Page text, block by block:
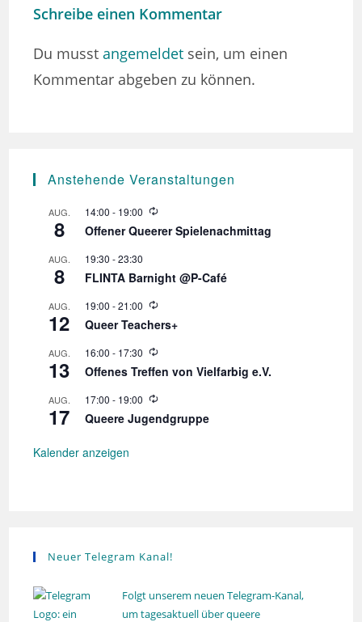
Schreibe einen Kommentar
Du musstangemeldet sein, um einen
Kommentar abgeben zu können.
Anstehende Veranstaltungen
AUG.
8
14:00 - 19:00
W
e
r
h
o
u
g
Offener Queerer Spielenachmittag
AUG.
8
19:30 -23:30
FLINTA Barnight @P-Café
AUG.
12
19:00 -21:00
W
e
e
r
o
u
Queer Teachers+
AUG.
13
16:00 - 17:30
W
e
e
r
Offenes Treffen von Vielfarbig e.V.
AUG.
17
17:00 - 19:00
W
e
Queere Jugendgruppe
Kalender anzeigen
Neuer Telegram Kanal!
Folgt unserem neuen Telegram-Kanal,
um tagesaktuell über queere